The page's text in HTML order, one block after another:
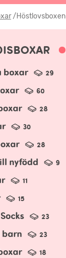
/Höstlovsboxen
boxar 29
60
28
30
28
nyfödd 9
11
15
23
barn 23
18